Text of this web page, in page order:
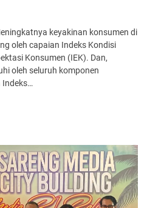
keyakinan konsumen di
oleh capaian Indeks Kondisi
Konsumen (IEK). Dan,
oleh seluruh komponen
Indeks…